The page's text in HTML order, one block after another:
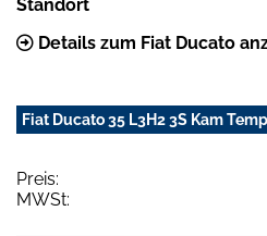
Standort
Details zum Fiat Ducato
Fiat Ducato 35 L3H2 3S Kam
Preis:
MWSt: